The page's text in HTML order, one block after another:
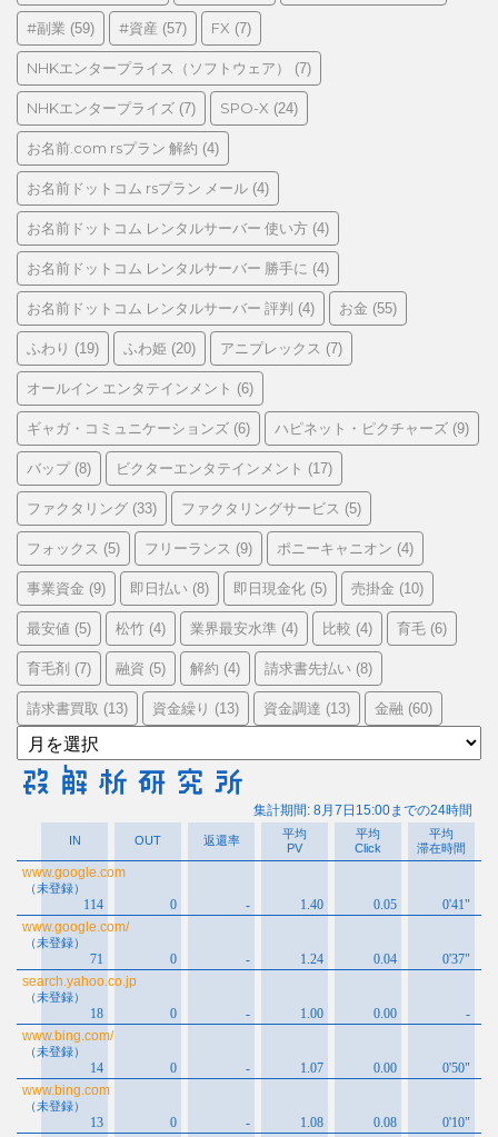
リ
ー
#副業 (59) #資産 (57) FX (7)
NHKエンタープライス（ソフトウェア） (7)
NHKエンタープライズ (7) SPO-X (24)
お名前.com rsプラン 解約 (4)
お名前ドットコム rsプラン メール (4)
お名前ドットコム レンタルサーバー 使い方 (4)
お名前ドットコム レンタルサーバー 勝手に (4)
お名前ドットコム レンタルサーバー 評判 (4) お金 (55)
ふわり (19) ふわ姫 (20) アニプレックス (7)
オールイン エンタテインメント (6)
ギャガ・コミュニケーションズ (6) ハピネット・ピクチャーズ (9)
バップ(8) ビクターエンタテインメント (17)
ファクタリング (33) ファクタリングサービス (5)
フォックス (5) フリーランス (9) ポニーキャニオン (4)
事業資金 (9) 即日払い (8) 即日現金化 (5) 売掛金 (10)
最安値 (5) 松竹 (4) 業界最安水準 (4) 比較 (4) 育毛 (6)
育毛剤 (7) 融資 (5) 解約 (4) 請求書先払い (8)
請求書買取 (13) 資金繰り (13) 資金調達 (13) 金融 (60)
ア
ー
カ